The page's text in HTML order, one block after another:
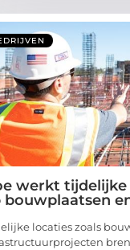
werkt
bouwplaatsen
locaties zoals